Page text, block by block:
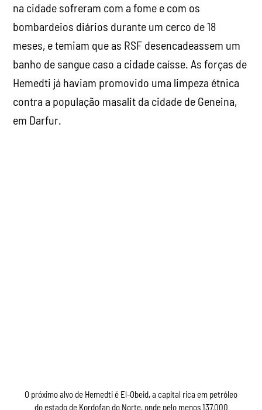
na cidade sofreram com a fome e com os
bombardeios diários durante um cerco de 18
meses, e temiam que as RSF desencadeassem um
banho de sangue caso a cidade caísse. As forças de
Hemedti já haviam promovido uma limpeza étnica
contra a população masalit da cidade de Geneina,
em Darfur.
O próximo alvo de Hemedti é El-Obeid, a capital rica em petróleo
do estado de Kordofan do Norte, onde pelo menos 137.000